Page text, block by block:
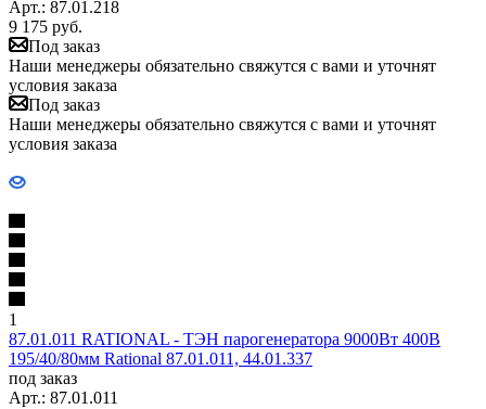
Арт.: 87.01.218
9 175 руб.
Под заказ
Наши менеджеры обязательно свяжутся с вами и уточнят
условия заказа
Под заказ
Наши менеджеры обязательно свяжутся с вами и уточнят
условия заказа
1
87.01.011 RATIONAL - ТЭН парогенератора 9000Вт 400В
195/40/80мм Rational 87.01.011, 44.01.337
под заказ
Арт.: 87.01.011